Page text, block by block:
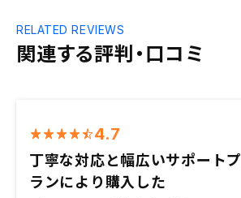
関連する評判・口コミ
RELATED REVIEWS
4.7
丁寧な対応と幅広いサポートプ
ランにより購入した